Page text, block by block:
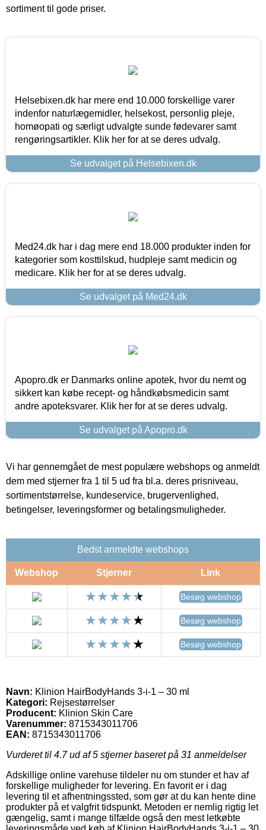
sortiment til gode priser.
Helsebixen.dk har mere end 10.000 forskellige varer
indenfor naturlægemidler, helsekost, personlig pleje,
homøopati og særligt udvalgte sunde fødevarer samt
rengøringsartikler. Klik her for at se deres udvalg.
Se udvalget på Helsebixen.dk
Med24.dk har i dag mere end 18.000 produkter inden for
kategorier som kosttilskud, hudpleje samt medicin og
medicare. Klik her for at se deres udvalg.
Se udvalget på Med24.dk
Apopro.dk er Danmarks online apotek, hvor du nemt og
sikkert kan købe recept- og håndkøbsmedicin samt
andre apoteksvarer. Klik her for at se deres udvalg.
Se udvalget på Apopro.dk
Vi har gennemgået de mest populære webshops og anmeldt
dem med stjerner fra 1 til 5 ud fra bl.a. deres prisniveau,
sortimentstørrelse, kundeservice, brugervenlighed,
betingelser, leveringsformer og betalingsmuligheder.
Bedst anmeldte webshops
Webshop Stjerner Link
Besøg webshop
Besøg webshop
Besøg webshop
Navn: Klinion HairBodyHands 3-i-1 – 30 ml
Kategori: Rejsestørrelser
Producent: Klinion Skin Care
Varenummer: 8715343011706
EAN: 8715343011706
Vurderet til 4.7ud af 5 stjerner baseret på 31 anmeldelser
Adskillige online varehuse tildeler nu om stunder et hav af
forskellige muligheder for levering. En favorit er i dag
levering til et afhentningssted, som gør at du kan hente dine
produkter på et valgfrit tidspunkt. Metoden er nemlig rigtig let
gængelig, samt i mange tilfælde også den mest letkøbte